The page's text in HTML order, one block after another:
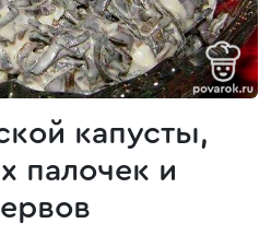
капусты,
палочек и